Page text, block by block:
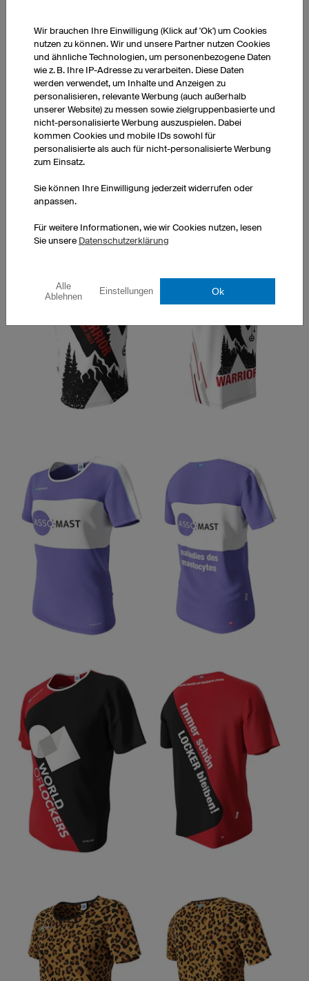
25.07.2026
Super zuverlässig, toll mit dem individuellen Design, sehr guter
Service und top Qualität
Alle Feedbacks
KUNDENBEISPIELE
Wir brauchen Ihre Einwilligung (Klick auf 'Ok') um Cookies
nutzen zu können. Wir und unsere Partner nutzen Cookies
und ähnliche Technologien, um personenbezogene Daten
wie z. B. Ihre IP-Adresse zu verarbeiten. Diese Daten
werden verwendet, um Inhalte und Anzeigen zu
personalisieren, relevante Werbung (auch außerhalb
unserer Website) zu messen sowie zielgruppenbasierte und
nicht-personalisierte Werbung auszuspielen. Dabei
kommen Cookies und mobile IDs sowohl für
personalisierte als auch für nicht-personalisierte Werbung
zum Einsatz.
Sie können Ihre Einwilligung jederzeit widerrufen oder
anpassen.
Für weitere Informationen, wie wir Cookies nutzen, lesen
Sie unsere Datenschutzerklärung
Alle
Ablehnen
Einstellungen Ok